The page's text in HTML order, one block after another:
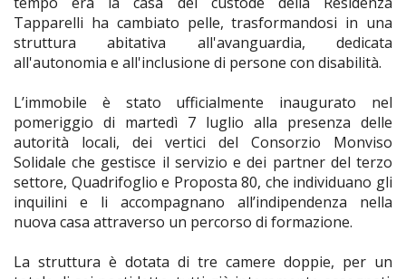
Tapparelli ha cambiato pelle, trasformandosi in una
struttura abitativa all'avanguardia, dedicata
all'autonomia e all'inclusione di persone con disabilità.
L’immobile è stato ufficialmente inaugurato nel
pomeriggio di martedì 7 luglio alla presenza delle
autorità locali, dei vertici del Consorzio Monviso
Solidale che gestisce il servizio e dei partner del terzo
settore, Quadrifoglio e Proposta 80, che individuano gli
inquilini e li accompagnano all’indipendenza nella
nuova casa attraverso un percorso di formazione.
La struttura è dotata di tre camere doppie, per un